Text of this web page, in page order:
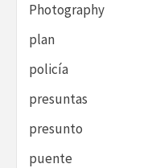
Photography
plan
policía
presuntas
presunto
puente